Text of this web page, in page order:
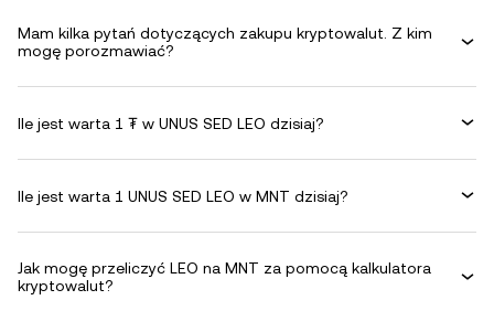
Mam kilka pytań dotyczących zakupu kryptowalut. Z kim
mogę porozmawiać?
Ile jest warta 1 ₮ w UNUS SED LEO dzisiaj?
Ile jest warta 1 UNUS SED LEO w MNT dzisiaj?
Jak mogę przeliczyć LEO na MNT za pomocą kalkulatora
kryptowalut?